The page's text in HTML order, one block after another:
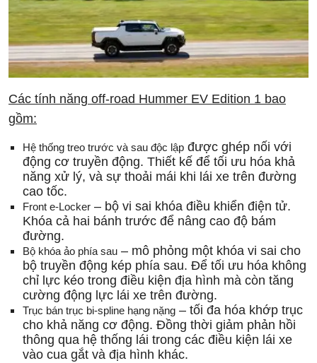
Các tính năng off-road Hummer EV Edition 1 bao
gồm:
Hệ thống treo trước và sau độc lập được ghép nối với
động cơ truyền động. Thiết kế để tối ưu hóa khả
năng xử lý, và sự thoải mái khi lái xe trên đường
cao tốc.
Front e-Locker – bộ vi sai khóa điều khiển điện tử.
Khóa cả hai bánh trước để nâng cao độ bám
đường.
Bộ khóa ảo phía sau – mô phỏng một khóa vi sai cho
bộ truyền động kép phía sau. Để tối ưu hóa không
chỉ lực kéo trong điều kiện địa hình mà còn tăng
cường động lực lái xe trên đường.
Trục bán trục bi-spline hạng nặng – tối đa hóa khớp trục
cho khả năng cơ động. Đồng thời giảm phản hồi
thông qua hệ thống lái trong các điều kiện lái xe
vào cua gắt và địa hình khác.